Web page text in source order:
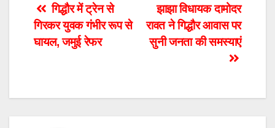
Post
navigation
झाझा विधायक दामोदर
रावत ने गिद्धौर आवास पर
सुनी जनता की समस्याएं
गिद्धौर में ट्रेन से
गिरकर युवक गंभीर रूप से
घायल, जमुई रेफर